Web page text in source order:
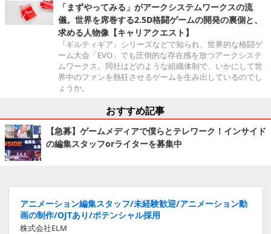
「まずやってみる」がアークシステムワークスの流
儀。世界を席巻する2.5D格闘ゲームの開発の裏側と、
求める人物像【キャリアクエスト】
『ギルティギア』シリーズなどで知られ、世界的な格闘ゲ
ーム大会「EVO」でも圧倒的な存在感を放つアークシステ
ムワークス。同社はどのような組織体制で、いかにして世
界中のファンを熱狂させるゲームを生み出しているのでし
ょうか。
おすすめ記事
【急募】ゲームメディアで僕らとテレワーク！インサイド
の編集スタッフorライターを募集中
アニメーション編集スタッフ/未経験歓迎/アニメーション動
画の制作/OJTあり/ポテンシャル採用
株式会社ELM